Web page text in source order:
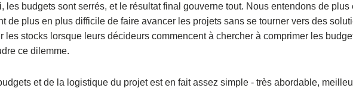
les budgets sont serrés, et le résultat final gouverne tout. Nous entendons de plus
de plus en plus difficile de faire avancer les projets sans se tourner vers des
stocks lorsque leurs décideurs commencent à chercher à comprimer les
ce dilemme.
et de la logistique du projet est en fait assez simple - très abordable,